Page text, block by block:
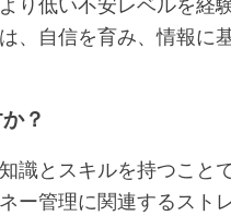
、自信を育み、情報に
？
識とスキルを持つこと
ー管理に関連するスト